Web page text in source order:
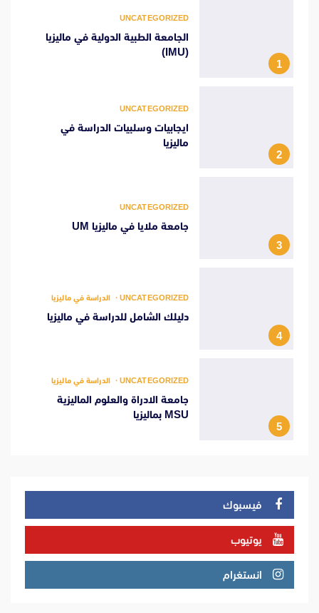
1
UNCATEGORIZED
الجامعة الطبية الدولية في ماليزيا
(IMU)
2
UNCATEGORIZED
ايجابيات وسلبيات الدراسة في
ماليزيا
3
UNCATEGORIZED
جامعة ملايا في ماليزيا UM
4
UNCATEGORIZED الدراسة في ماليزيا
دليلك الشامل للدراسة في ماليزيا
5
UNCATEGORIZED الدراسة في ماليزيا
جامعة الادراة والعلوم الماليزية
MSU بماليزيا
فيسبوك
يوتيوب
انستغرام